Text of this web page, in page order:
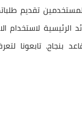
تقديم
لاستخدام
بنجاح. تابعونا